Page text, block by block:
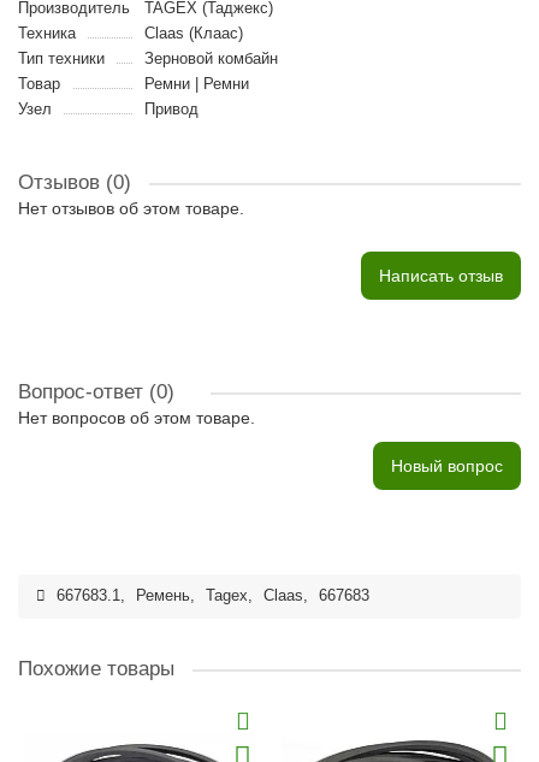
Производитель
TAGEX (Таджекс)
Техника
Claas (Клаас)
Тип техники
Зерновой комбайн
Товар
Ремни | Ремни
Узел
Привод
Отзывов (0)
Нет отзывов об этом товаре.
Написать отзыв
Вопрос-ответ (0)
Нет вопросов об этом товаре.
Новый вопрос
667683.1, Ремень, Tagex, Claas, 667683
Похожие товары